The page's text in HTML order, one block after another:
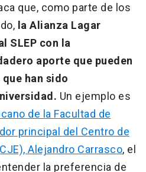
que, como parte de los
la Alianza Lagar
SLEP con la
aporte que pueden
han sido
Un ejemplo es
de la Facultad de
principal del Centro de
Alejandro Carrasco, el
la preferencia de